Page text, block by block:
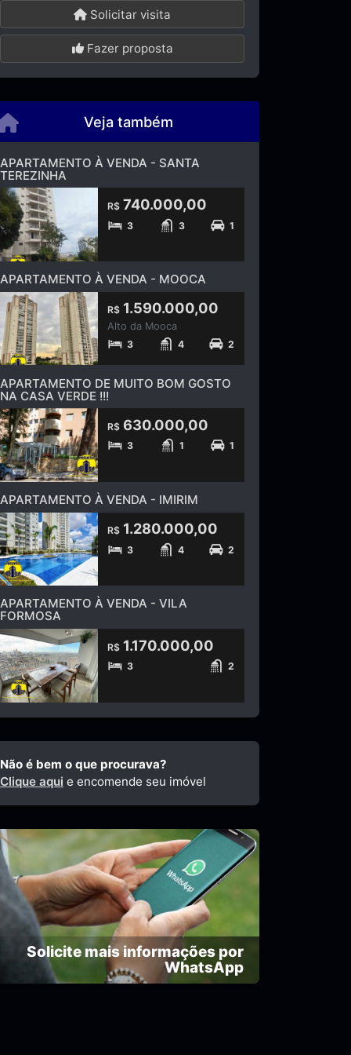
Solicitar visita
Fazer proposta
Veja também
APARTAMENTO À VENDA - SANTA
TEREZINHA
R$740.000,00
3 3 1
APARTAMENTO À VENDA - MOOCA
R$1.590.000,00
Alto da Mooca
3 4 2
APARTAMENTO DE MUITO BOM GOSTO
NA CASA VERDE !!!
R$630.000,00
3 1 1
APARTAMENTO À VENDA - IMIRIM
R$1.280.000,00
3 4 2
APARTAMENTO À VENDA - VILA
FORMOSA
R$1.170.000,00
3 2
Não é bem o que procurava?
Clique aqui e encomende seu imóvel
Solicite mais informações por
WhatsApp